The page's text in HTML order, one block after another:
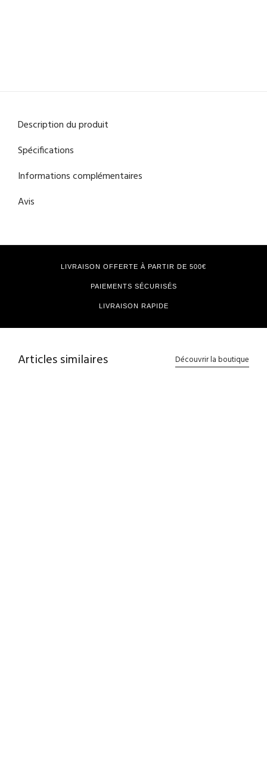
Description du produit
Spécifications
Informations complémentaires
Avis
LIVRAISON OFFERTE À PARTIR DE 500€
PAIEMENTS SÉCURISÉS
LIVRAISON RAPIDE
Articles similaires Découvrir la boutique